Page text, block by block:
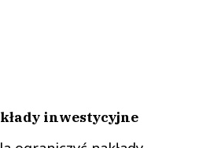
inwestycyjne